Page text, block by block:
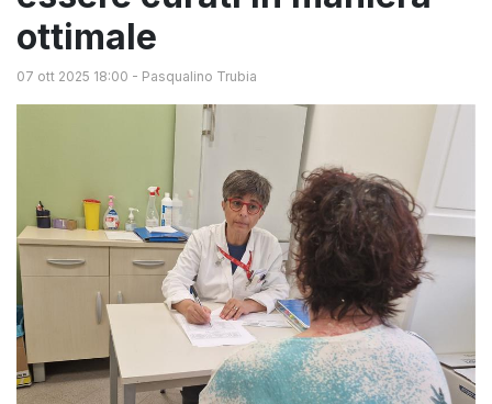
ottimale
07 ott 2025 18:00 - Pasqualino Trubia